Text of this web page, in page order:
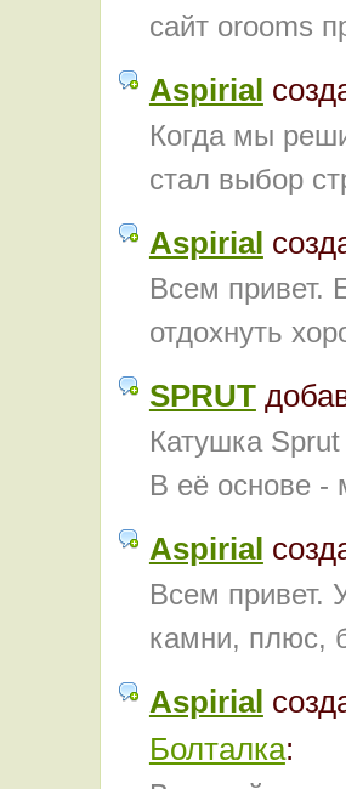
сайт orooms
Aspirial
Когда мы
стал выбор
Aspirial
Всем привет.
отдохнуть
SPRUT
Катушка
В её основе -
Aspirial
Всем привет.
камни, плюс,
Aspirial
Болталка: